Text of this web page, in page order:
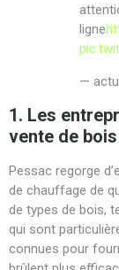
ligne
—
1. Les
vente de
Pessac regorge
de chauffage de
de types de bois,
qui sont
connues pour